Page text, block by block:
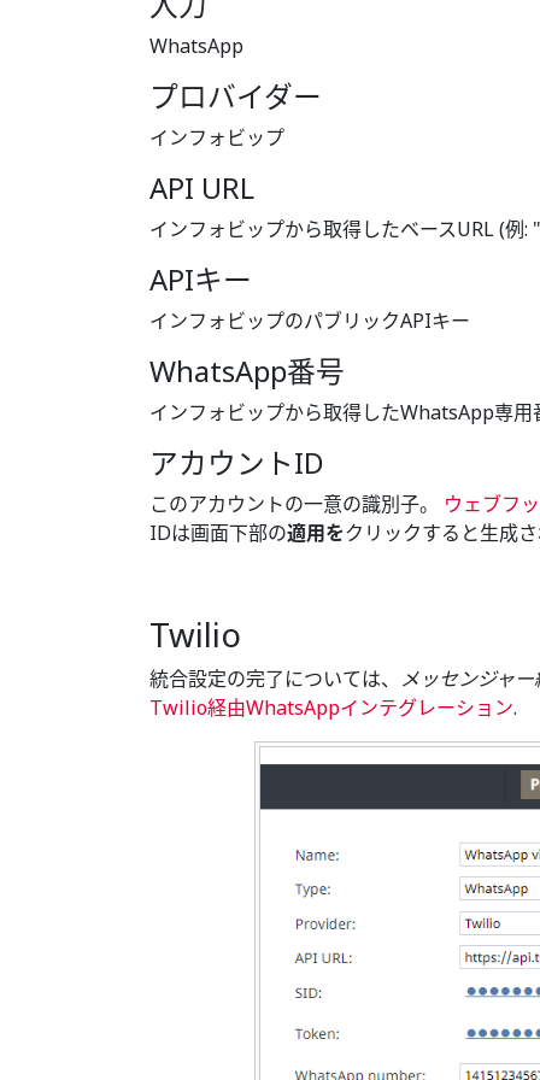
WhatsApp
プロバイダー
インフォビップ
API URL
インフォビップから取得したベースURL (例: "
APIキー
インフォビップのパブリックAPIキー
WhatsApp番号
インフォビップから取得したWhatsApp専用
アカウントID
このアカウントの一意の識別子。 ウェブフ
IDは画面下部の適用をクリックすると生成
Twilio
統合設定の完了については、 メッセンジャ
Twilio経由WhatsAppインテグレーション.